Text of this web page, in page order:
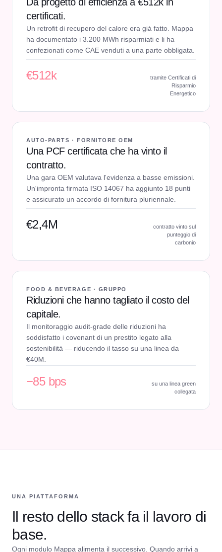
certificati.
Un retrofit di recupero del calore era già fatto. Mappa
ha documentato i 3.200 MWh risparmiati e li ha
confezionati come CAE venduti a una parte obbligata.
€512k
tramite Certificati di
Risparmio
Energetico
AUTO-PARTS · FORNITORE OEM
Una PCF certificata che ha vinto il
contratto.
Una gara OEM valutava l'evidenza a basse emissioni.
Un'impronta firmata ISO 14067 ha aggiunto 18 punti
e assicurato un accordo di fornitura pluriennale.
€2,4M
contratto vinto sul
punteggio di
carbonio
FOOD & BEVERAGE · GRUPPO
Riduzioni che hanno tagliato il costo del
capitale.
Il monitoraggio audit-grade delle riduzioni ha
soddisfatto i covenant di un prestito legato alla
sostenibilità — riducendo il tasso su una linea da
€40M.
−85 bps
su una linea green
collegata
UNA PIATTAFORMA
Il resto dello stack fa il lavoro di
base.
Ogni modulo Mappa alimenta il successivo. Quando arrivi a